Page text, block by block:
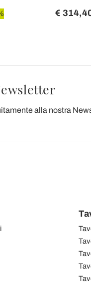
€
alla nostra